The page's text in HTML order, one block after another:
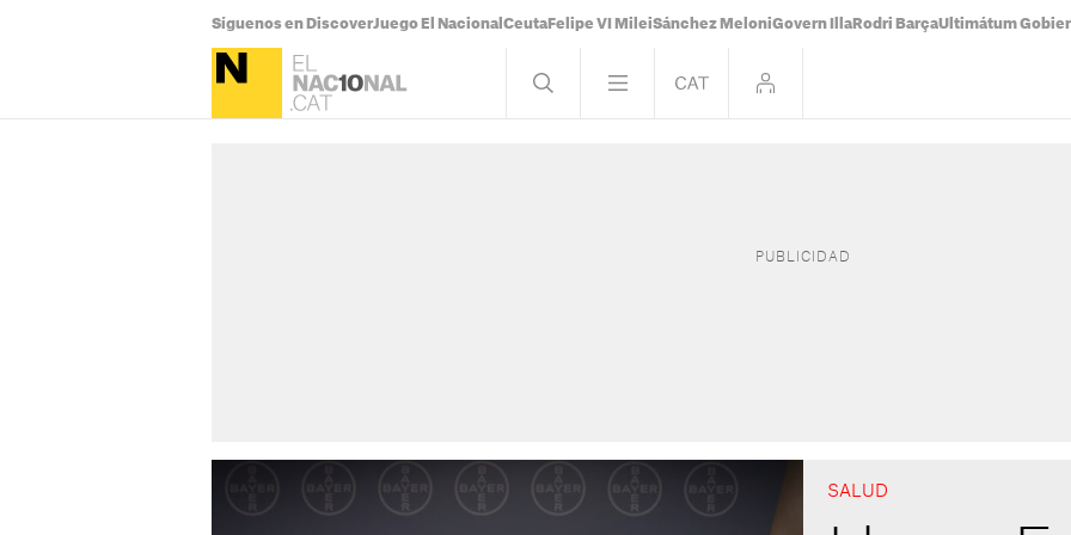
Síguenos en DiscoverJuego El Nacional Ceuta Felipe VI MileiSánchez MeloniGovern Illa Rodri BarçaUltimátum
SALUD